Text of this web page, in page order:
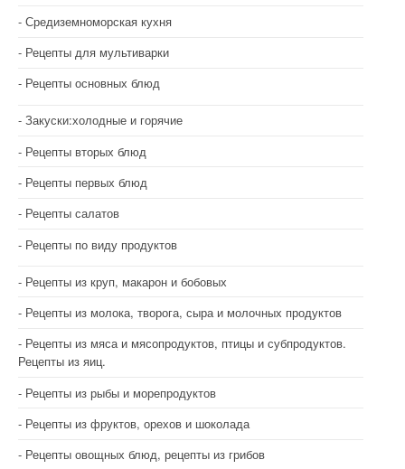
Средиземноморская кухня
Рецепты для мультиварки
Рецепты основных блюд
Закуски:холодные и горячие
Рецепты вторых блюд
Рецепты первых блюд
Рецепты салатов
Рецепты по виду продуктов
Рецепты из круп, макарон и бобовых
Рецепты из молока, творога, сыра и молочных продуктов
Рецепты из мяса и мясопродуктов, птицы и субпродуктов.
Рецепты из яиц.
Рецепты из рыбы и морепродуктов
Рецепты из фруктов, орехов и шоколада
Рецепты овощных блюд, рецепты из грибов